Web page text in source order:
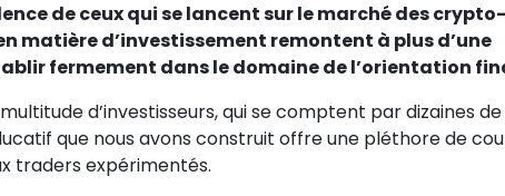
de ceux qui se lancent sur le marché des crypto-
matière d’investissement remontent à plus d’une
fermement dans le domaine de l’orientation
d’investisseurs, qui se comptent par dizaines
que nous avons construit offre une pléthore de
traders expérimentés.